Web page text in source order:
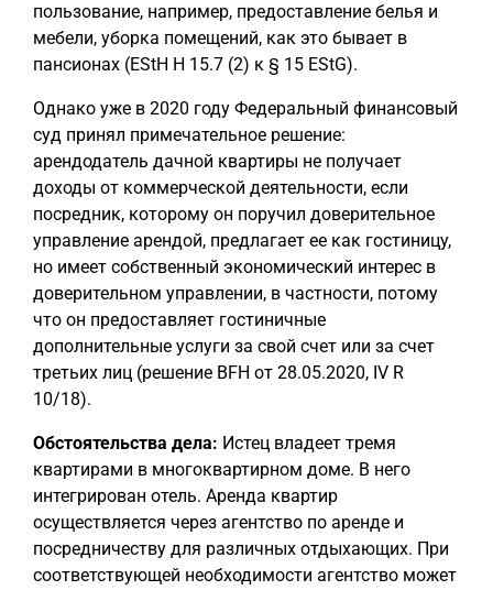
пользование, например, предоставление белья и
мебели, уборка помещений, как это бывает в
пансионах (EStH H 15.7 (2) к § 15 EStG).
Однако уже в 2020 году Федеральный финансовый
суд принял примечательное решение:
арендодатель дачной квартиры не получает
доходы от коммерческой деятельности, если
посредник, которому он поручил доверительное
управление арендой, предлагает ее как гостиницу,
но имеет собственный экономический интерес в
доверительном управлении, в частности, потому
что он предоставляет гостиничные
дополнительные услуги за свой счет или за счет
третьих лиц (решение BFH от 28.05.2020, IV R
10/18).
Обстоятельства дела: Истец владеет тремя
квартирами в многоквартирном доме. В него
интегрирован отель. Аренда квартир
осуществляется через агентство по аренде и
посредничеству для различных отдыхающих. При
соответствующей необходимости агентство может